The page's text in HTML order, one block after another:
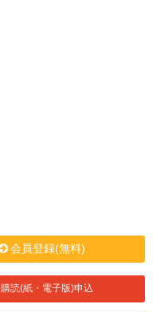
会員登録(無料)
購読(紙・電子版)申込